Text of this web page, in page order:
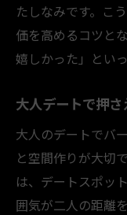
たしなみです。こ
価を高めるコツと
嬉しかった」とい
大人デートで押
大人のデートでバ
と空間作りが大切
は、デートスポッ
囲気が二人の距離